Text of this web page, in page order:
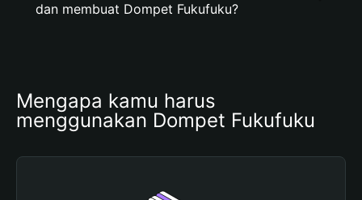
dan membuat Dompet Fukufuku?
Mengapa kamu harus
menggunakan Dompet Fukufuku